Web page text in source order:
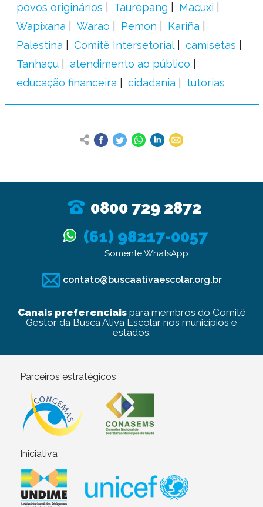
povos originários
Taurepang
Macuxi
Wapixana
Warao Pemon
Kariña
Palestina
Comitê Intersetorial
camisetas
Tanhaçu
atendimento ao público
educação financeira
cidadania tutorias
0800 729 2872
(61) 98217-0057
Somente WhatsApp
contato@buscaativaescolar.org.br
Canais preferenciaispara membros do Comitê
Gestor da Busca Ativa Escolar nos municípios e
estados.
Parceiros estratégicos
Iniciativa